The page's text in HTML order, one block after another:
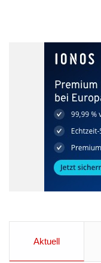
Aktuell